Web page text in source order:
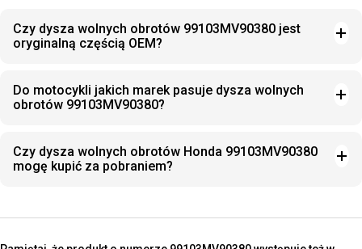
Czy dysza wolnych obrotów 99103MV90380 jest
oryginalną częścią OEM?
Do motocykli jakich marek pasuje dysza wolnych
obrotów 99103MV90380?
Czy dysza wolnych obrotów Honda 99103MV90380
mogę kupić za pobraniem?